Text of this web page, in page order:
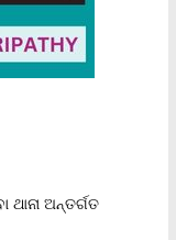
ଅନ୍ତର୍ଗତ